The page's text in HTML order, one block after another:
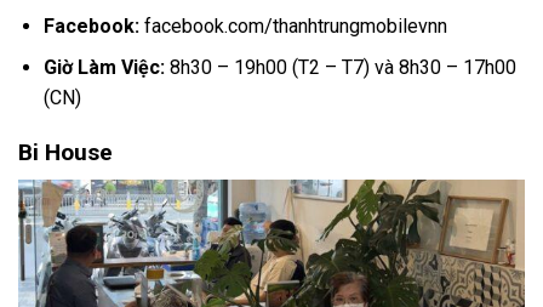
Facebook: facebook.com/thanhtrungmobilevnn
Giờ Làm Việc:8h30 – 19h00 (T2 – T7) và 8h30 – 17h00
(CN)
Bi House